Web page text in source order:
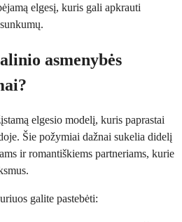
elgesį, kuris gali apkrauti
asmenybės
elgesio modelį, kuris paprastai
Šie požymiai dažnai sukelia didelį
ir romantiškiems partneriams, kurie
galite pastebėti: